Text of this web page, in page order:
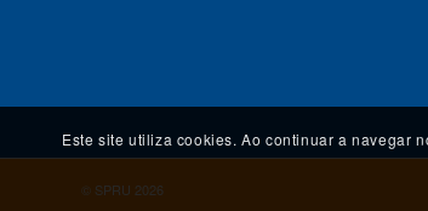
© SPRU 2026
Este site utiliza cookies. Ao continuar a navegar